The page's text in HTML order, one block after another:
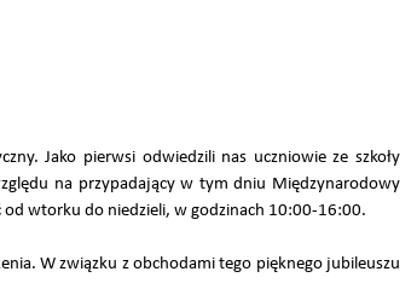
Jako pierwsi odwiedzili nas uczniowie ze szkoły
na przypadający w tym dniu Międzynarodowy
od wtorku do niedzieli, w godzinach 10:00-16:00.
W związku z obchodami tego pięknego jubileuszu